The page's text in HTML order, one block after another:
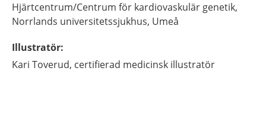
Hjärtcentrum/Centrum för kardiovaskulär genetik,
Norrlands universitetssjukhus, Umeå
Illustratör:
Kari Toverud, certifierad medicinsk illustratör